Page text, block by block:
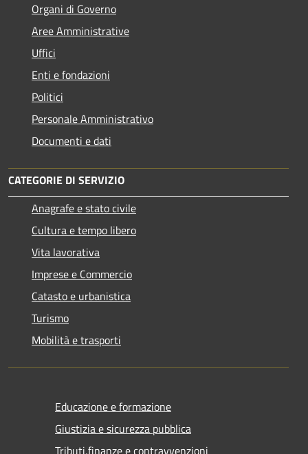
Organi di Governo
Aree Amministrative
Uffici
Enti e fondazioni
Politici
Personale Amministrativo
Documenti e dati
CATEGORIE DI SERVIZIO
Anagrafe e stato civile
Cultura e tempo libero
Vita lavorativa
Imprese e Commercio
Catasto e urbanistica
Turismo
Mobilità e trasporti
Educazione e formazione
Giustizia e sicurezza pubblica
Tributi,finanze e contravvenzioni